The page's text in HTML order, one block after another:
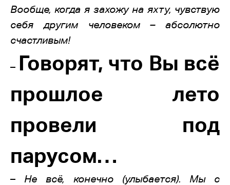
Вообще, когда я захожу на яхту, чувствую
себя другим человеком – абсолютно
счастливым!
– Говорят, что Вы всё
прошлое лето
провели под
парусом…
– Не всё, конечно (улыбается). Мы с